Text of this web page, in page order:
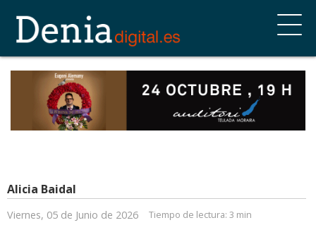
Alicia Baidal
Viernes, 05 de Junio de 2026 Tiempo de lectura: 3 min